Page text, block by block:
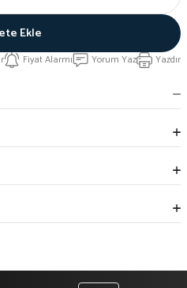
Ekle
Fiyat Alarmı Yorum Yaz Yazdır